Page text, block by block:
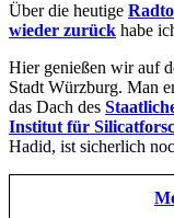
Über die heutige
wieder zurück habe
Hier genießen wir auf
Stadt Würzburg. Man
das Dach des
Institut für
Hadid, ist sicherlich